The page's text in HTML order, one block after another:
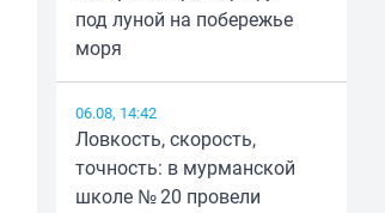
под луной на побережье
моря
06.08, 14:42
Ловкость, скорость,
точность: в мурманской
школе № 20 провели